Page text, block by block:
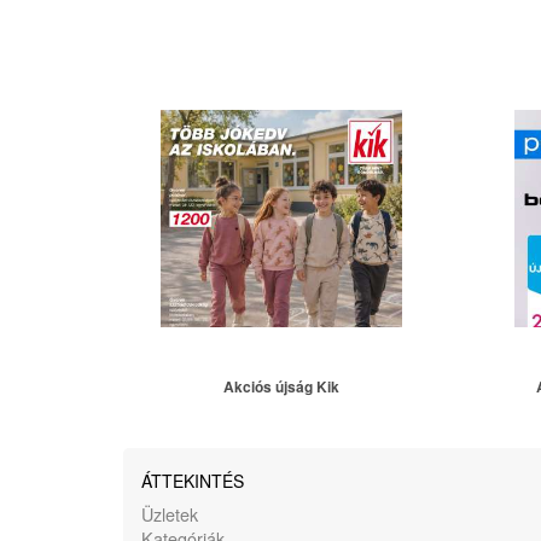
Akciós újság Kik
ÁTTEKINTÉS
Üzletek